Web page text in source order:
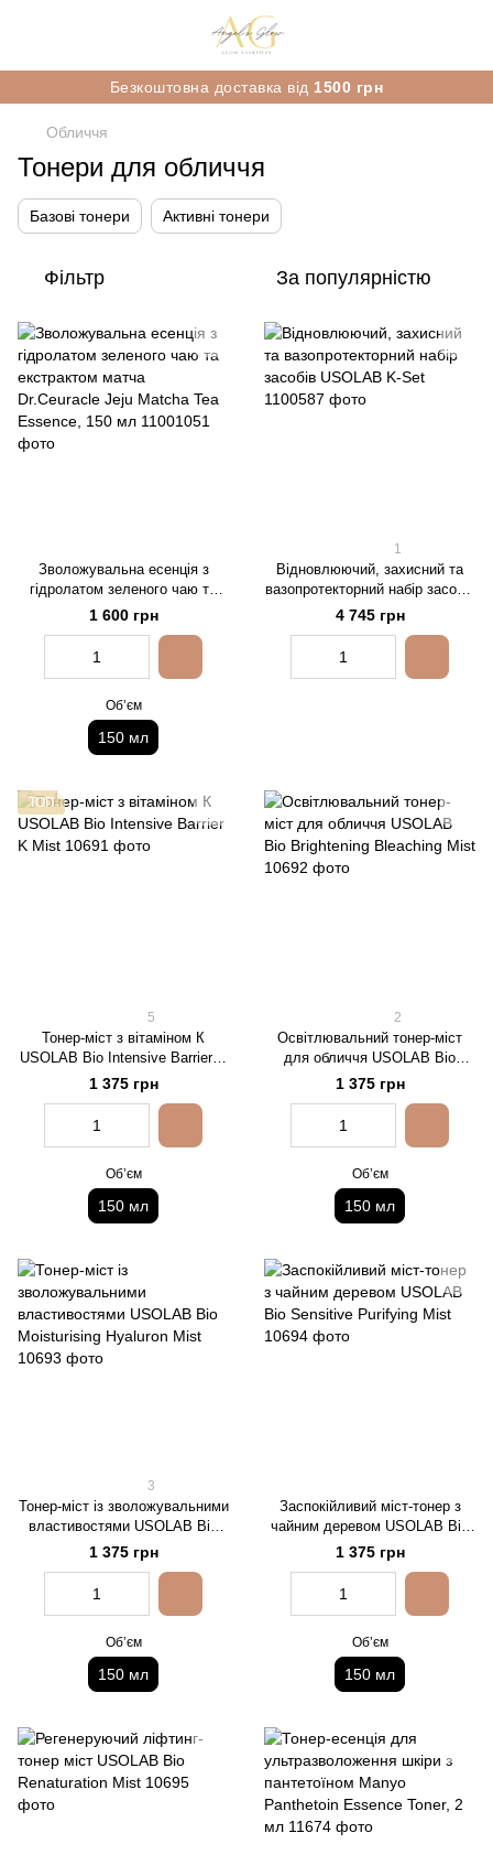
Безкоштовна доставка від 1500 грн
Обличчя
Тонери для обличчя
Базові тонери Активні тонери
Фільтр За популярністю
Зволожувальна есенція з
гідролатом зеленого чаю та
екстрактом матча Dr.Ceuracle
Jeju Matcha Tea Essence, 150
1 600 грн
Обʼєм
150 мл
1
Відновлюючий, захисний та
вазопротекторний набір засобів
USOLAB K-Set
4 745 грн
ТОП
5
Тонер-міст з вітаміном К
USOLAB Bio Intensive Barrier K
Mist
1 375 грн
Обʼєм
150 мл
2
Освітлювальний тонер-міст
для обличчя USOLAB Bio
Brightening Bleaching Mist
1 375 грн
Обʼєм
150 мл
3
Тонер-міст із зволожувальними
властивостями USOLAB Bio
Moisturising Hyaluron Mist
1 375 грн
Обʼєм
150 мл
Заспокійливий міст-тонер з
чайним деревом USOLAB Bio
Sensitive Purifying Mist
1 375 грн
Обʼєм
150 мл